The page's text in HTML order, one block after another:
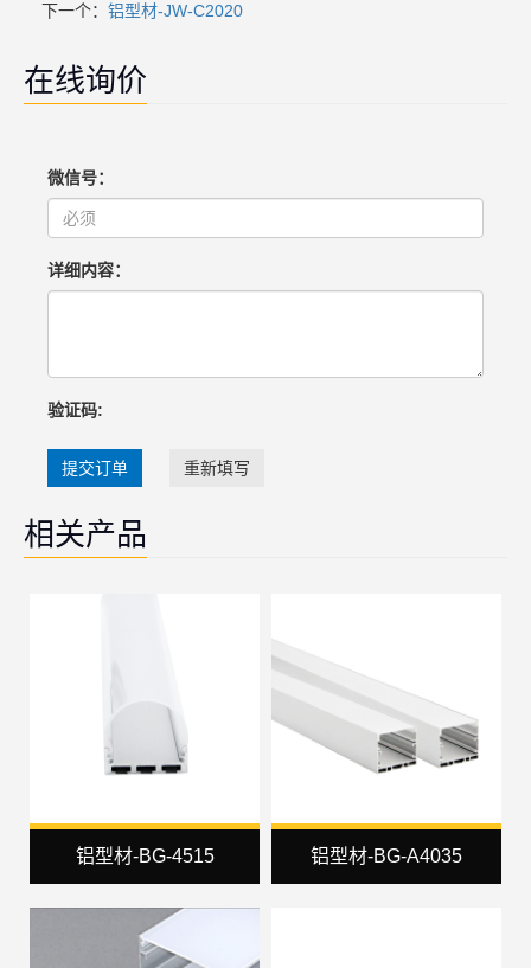
下一个： 铝型材-JW-C2020
在线询价
微信号：
详细内容：
验证码:
提交订单 重新填写
相关产品
铝型材-BG-4515 铝型材-BG-A4035